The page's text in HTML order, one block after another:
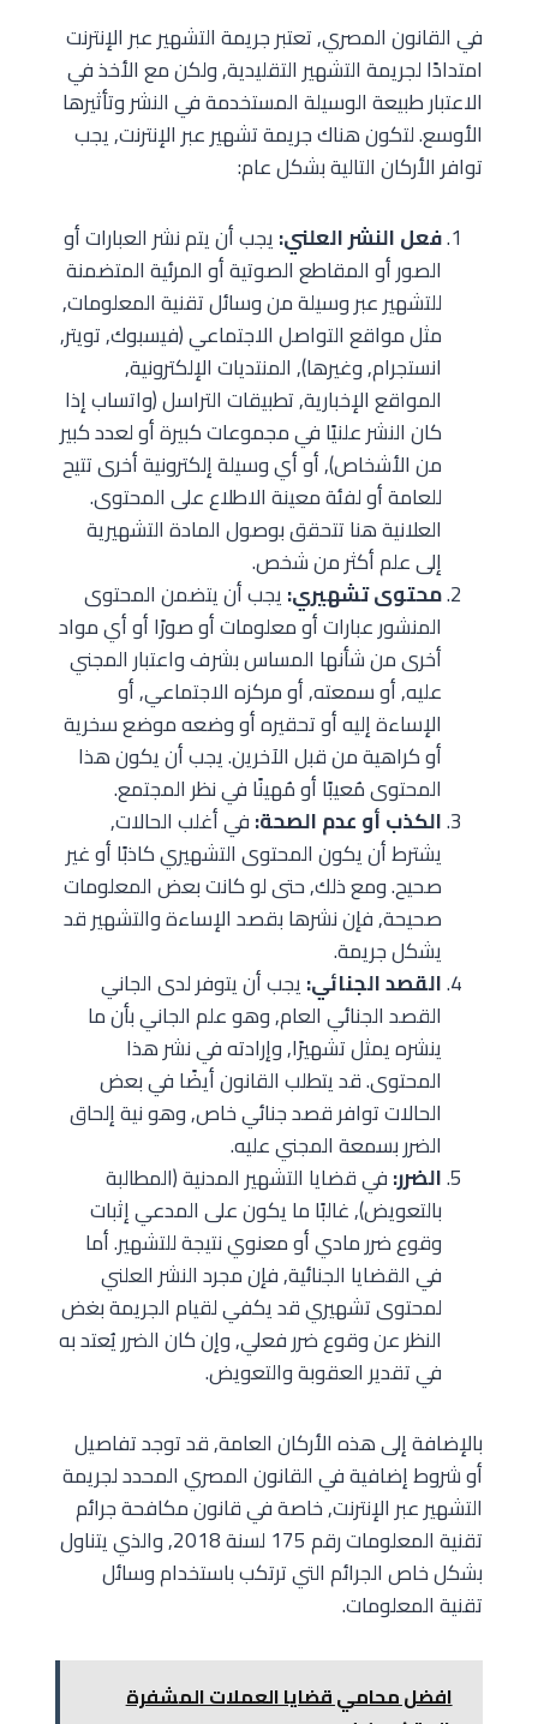
في القانون المصري, تعتبر جريمة التشهير عبر الإنترنت
امتدادًا لجريمة التشهير التقليدية, ولكن مع الأخذ في
الاعتبار طبيعة الوسيلة المستخدمة في النشر وتأثيرها
الأوسع. لتكون هناك جريمة تشهير عبر الإنترنت, يجب
توافر الأركان التالية بشكل عام:
فعل النشر العلني:يجب أن يتم نشر العبارات أو
الصور أو المقاطع الصوتية أو المرئية المتضمنة
للتشهير عبر وسيلة من وسائل تقنية المعلومات,
مثل مواقع التواصل الاجتماعي (فيسبوك, تويتر,
انستجرام, وغيرها), المنتديات الإلكترونية,
المواقع الإخبارية, تطبيقات التراسل (واتساب إذا
كان النشر علنيًا في مجموعات كبيرة أو لعدد كبير
من الأشخاص), أو أي وسيلة إلكترونية أخرى تتيح
للعامة أو لفئة معينة الاطلاع على المحتوى.
العلانية هنا تتحقق بوصول المادة التشهيرية
إلى علم أكثر من شخص.
محتوى تشهيري:يجب أن يتضمن المحتوى
المنشور عبارات أو معلومات أو صورًا أو أي مواد
أخرى من شأنها المساس بشرف واعتبار المجني
عليه, أو سمعته, أو مركزه الاجتماعي, أو
الإساءة إليه أو تحقيره أو وضعه موضع سخرية
أو كراهية من قبل الآخرين. يجب أن يكون هذا
المحتوى مُعيبًا أو مُهينًا في نظر المجتمع.
الكذب أو عدم الصحة:في أغلب الحالات,
يشترط أن يكون المحتوى التشهيري كاذبًا أو غير
صحيح. ومع ذلك, حتى لو كانت بعض المعلومات
صحيحة, فإن نشرها بقصد الإساءة والتشهير قد
يشكل جريمة.
القصد الجنائي:يجب أن يتوفر لدى الجاني
القصد الجنائي العام, وهو علم الجاني بأن ما
ينشره يمثل تشهيرًا, وإرادته في نشر هذا
المحتوى. قد يتطلب القانون أيضًا في بعض
الحالات توافر قصد جنائي خاص, وهو نية إلحاق
الضرر بسمعة المجني عليه.
الضرر:في قضايا التشهير المدنية (المطالبة
بالتعويض), غالبًا ما يكون على المدعي إثبات
وقوع ضرر مادي أو معنوي نتيجة للتشهير. أما
في القضايا الجنائية, فإن مجرد النشر العلني
لمحتوى تشهيري قد يكفي لقيام الجريمة بغض
النظر عن وقوع ضرر فعلي, وإن كان الضرر يُعتد به
في تقدير العقوبة والتعويض.
بالإضافة إلى هذه الأركان العامة, قد توجد تفاصيل
أو شروط إضافية في القانون المصري المحدد لجريمة
التشهير عبر الإنترنت, خاصة في قانون مكافحة جرائم
تقنية المعلومات رقم 175 لسنة 2018, والذي يتناول
بشكل خاص الجرائم التي ترتكب باستخدام وسائل
تقنية المعلومات.
افضل محامي قضايا العملات المشفرة